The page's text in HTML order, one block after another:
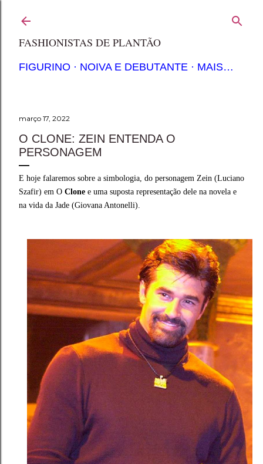
FASHIONISTAS DE PLANTÃO
FIGURINO NOIVA E DEBUTANTE MAIS…
março 17, 2022
O CLONE: ZEIN ENTENDA O
PERSONAGEM
E hoje falaremos sobre a simbologia, do personagem Zein (Luciano
Szafir) em O Clone e uma suposta representação dele na novela e
na vida da Jade (Giovana Antonelli).